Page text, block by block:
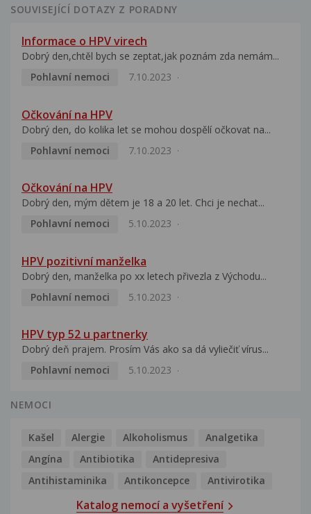
SOUVISEJÍCÍ DOTAZY Z PORADNY
Informace o HPV virech
Dobrý den,chtěl bych se zeptat,jak poznám zda nemám...
Pohlavní nemoci
7.10.2023
Očkování na HPV
Dobrý den, do kolika let se mohou dospělí očkovat na...
Pohlavní nemoci
7.10.2023
Očkování na HPV
Dobrý den, mým dětem je 18 a 20 let. Chci je nechat...
Pohlavní nemoci
5.10.2023
HPV pozitivní manželka
Dobrý den, manželka po xx letech přivezla z Východu...
Pohlavní nemoci
5.10.2023
HPV typ 52 u partnerky
Dobrý deň prajem. Prosím Vás ako sa dá vyliečiť vírus...
Pohlavní nemoci
5.10.2023
NEMOCI
Kašel Alergie Alkoholismus
Analgetika
Angína
Antibiotika
Antidepresiva
Antihistaminika
Antikoncepce Antivirotika
Katalog nemocí a vyšetření